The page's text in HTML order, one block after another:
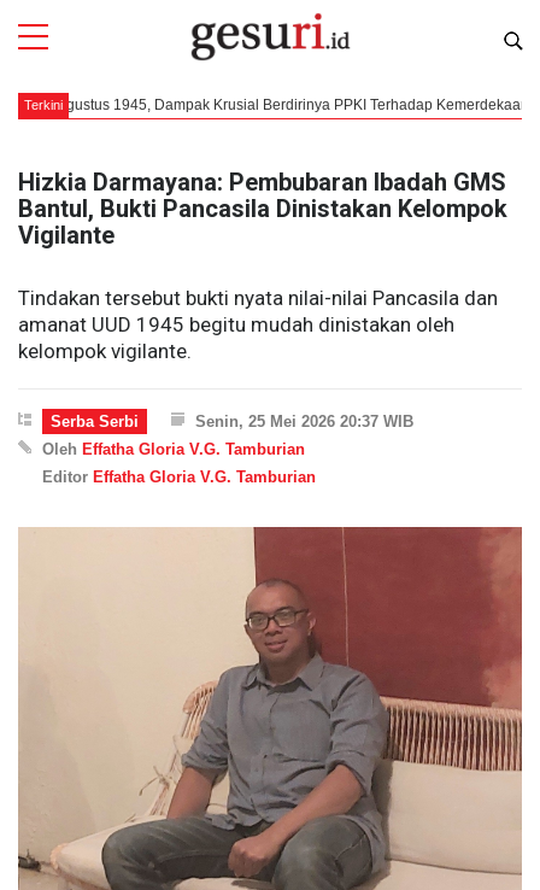
Terkini1945, Dampak Krusial Berdirinya PPKI Terhadap Kemerdekaan Indonesia
Hizkia Darmayana: Pembubaran Ibadah GMS
Bantul, Bukti Pancasila Dinistakan Kelompok
Vigilante
Tindakan tersebut bukti nyata nilai-nilai Pancasila dan
amanat UUD 1945 begitu mudah dinistakan oleh
kelompok vigilante.
Serba Serbi
Senin, 25 Mei 2026 20:37 WIB
Oleh Effatha Gloria V.G. Tamburian
Editor Effatha Gloria V.G. Tamburian